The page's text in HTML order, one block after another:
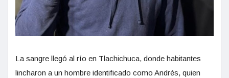
La sangre llegó al río en Tlachichuca, donde habitantes
lincharon a un hombre identificado como Andrés, quien